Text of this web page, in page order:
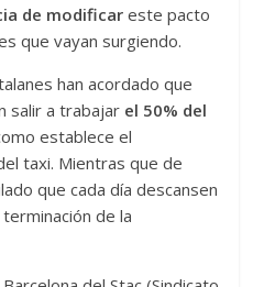
de modificar este pacto
que vayan surgiendo.
han acordado que
salir a trabajar el 50% del
establece el
taxi. Mientras que de
que cada día descansen
de la